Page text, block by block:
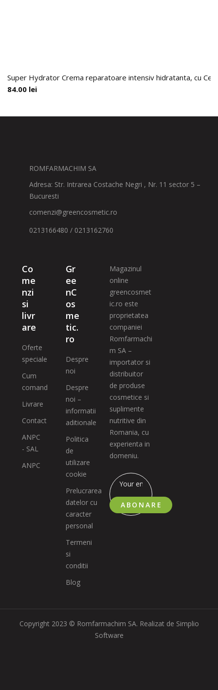
Super Hydrator Crema reparatoare intensiv hidratanta, cu
84.00 lei
ROMFARMACHIM SA
Adresa: Str. Intrarea Costache Negri , Nr. 11 sector 5 –
Bucuresti
comenzi@greencosmetic.ro
0213166480 / 0213162760
Co
me
nzi
si
livr
are
Oferte
speciale
Cum
comand
Livrare
Contact
ANPC
- SAL
ANPC
Gr
ee
nC
os
me
tic.
ro
Despre
noi
Despre
noi –
informatii
aditionale
Politica
de
utilizare
cookie
Prelucrarea
datelor cu
caracter
personal
Termeni
si
conditii
Blog
Magazinul
online
greencosmet
ic.ro este
proprietatea
companiei
Romfarmachi
m SA –
importator si
distribuitor
de produse
cosmetice si
suplimente
nutritive din
Romania, cu
experienta in
domeniu.
ABONARE
Copyright 2023 © Romfarmachim SA. Realizat de Simplio
Software